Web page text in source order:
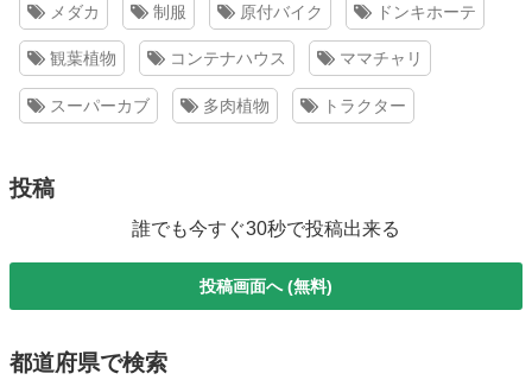
メダカ 制服 原付バイク ドンキホーテ
観葉植物 コンテナハウス ママチャリ
スーパーカブ 多肉植物 トラクター
投稿
誰でも今すぐ30秒で投稿出来る
投稿画面へ (無料)
都道府県で検索